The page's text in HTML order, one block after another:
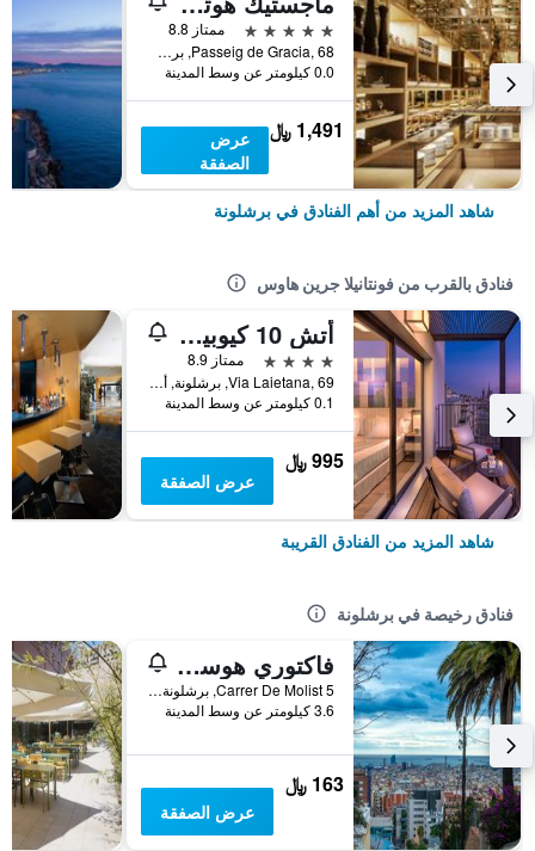
5 نجوم
ممتاز 8.8
Passeig de Gracia, 68, برشلونة, أسبانيا
0.0 كيلومتر عن وسط المدينة
1,491 ﷼
عرض
الصفقة
شاهد المزيد من أهم الفنادق في برشلونة
فنادق بالقرب من فونتانيلا جرين هاوس
أتش 10 كيوبيك 4 سوب
4 نجوم
ممتاز 8.9
Via Laietana, 69, برشلونة, أسبانيا
0.1 كيلومتر عن وسط المدينة
995 ﷼
عرض الصفقة
شاهد المزيد من الفنادق القريبة
فنادق رخيصة في برشلونة
فاكتوري هوستلز بارسيلونا
Carrer De Molist 5, برشلونة, أسبانيا
3.6 كيلومتر عن وسط المدينة
163 ﷼
عرض الصفقة